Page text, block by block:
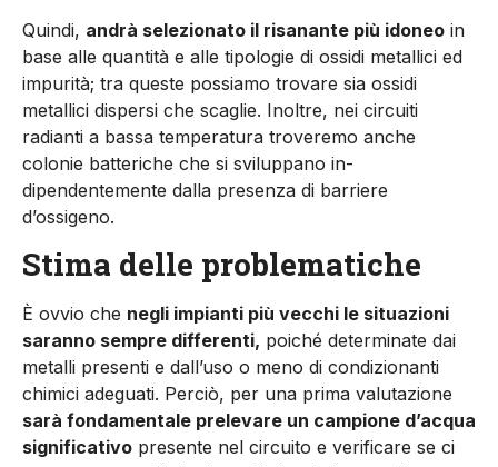
Quindi, andrà selezionato il risanante più idoneo in
base alle quantità e alle tipologie di ossidi metallici ed
impurità; tra queste possia­mo trovare sia ossidi
metallici dispersi che scaglie. Inoltre, nei circuiti
radianti a bassa tempe­ratura troveremo anche
colonie batteriche che si sviluppano in­
dipendentemente dalla presen­za di barriere
d’ossigeno.
Stima delle problematiche
È ovvio che negli impianti più vecchi le situazioni
saranno sempre differenti, poiché de­terminate dai
metalli presenti e dall’uso o meno di condizionan­ti
chimici adeguati. Perciò, per una prima valutazione
sarà fon­damentale prelevare un cam­pione d’acqua
significativo pre­sente nel circuito e verificare se ci